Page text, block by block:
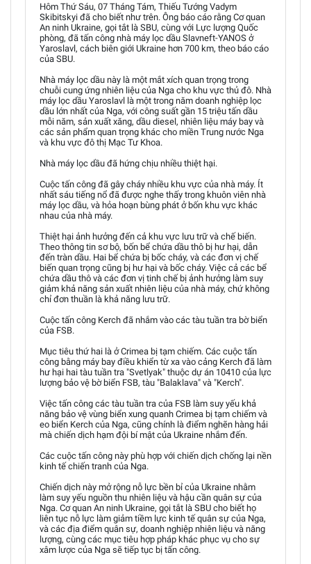
Hôm Thứ Sáu, 07 Tháng Tám, Thiếu Tướng Vadym
Skibitskyi đã cho biết như trên. Ông báo cáo rằng Cơ quan
An ninh Ukraine, gọi tắt là SBU, cùng với Lực lượng Quốc
phòng, đã tấn công nhà máy lọc dầu Slavneft-YANOS ở
Yaroslavl, cách biên giới Ukraine hơn 700 km, theo báo cáo
của SBU.
Nhà máy lọc dầu này là một mắt xích quan trọng trong
chuỗi cung ứng nhiên liệu của Nga cho khu vực thủ đô. Nhà
máy lọc dầu Yaroslavl là một trong năm doanh nghiệp lọc
dầu lớn nhất của Nga, với công suất gần 15 triệu tấn dầu
mỗi năm, sản xuất xăng, dầu diesel, nhiên liệu máy bay và
các sản phẩm quan trọng khác cho miền Trung nước Nga
và khu vực đô thị Mạc Tư Khoa.
Nhà máy lọc dầu đã hứng chịu nhiều thiệt hại.
Cuộc tấn công đã gây cháy nhiều khu vực của nhà máy. Ít
nhất sáu tiếng nổ đã được nghe thấy trong khuôn viên nhà
máy lọc dầu, và hỏa hoạn bùng phát ở bốn khu vực khác
nhau của nhà máy.
Thiệt hại ảnh hưởng đến cả khu vực lưu trữ và chế biến.
Theo thông tin sơ bộ, bốn bể chứa dầu thô bị hư hại, dẫn
đến tràn dầu. Hai bể chứa bị bốc cháy, và các đơn vị chế
biến quan trọng cũng bị hư hại và bốc cháy. Việc cả các bể
chứa dầu thô và các đơn vị tinh chế bị ảnh hưởng làm suy
giảm khả năng sản xuất nhiên liệu của nhà máy, chứ không
chỉ đơn thuần là khả năng lưu trữ.
Cuộc tấn công Kerch đã nhắm vào các tàu tuần tra bờ biển
của FSB.
Mục tiêu thứ hai là ở Crimea bị tạm chiếm. Các cuộc tấn
công bằng máy bay điều khiển từ xa vào cảng Kerch đã làm
hư hại hai tàu tuần tra "Svetlyak" thuộc dự án 10410 của lực
lượng bảo vệ bờ biển FSB, tàu "Balaklava" và "Kerch".
Việc tấn công các tàu tuần tra của FSB làm suy yếu khả
năng bảo vệ vùng biển xung quanh Crimea bị tạm chiếm và
eo biển Kerch của Nga, cũng chính là điểm nghẽn hàng hải
mà chiến dịch hạm đội bí mật của Ukraine nhắm đến.
Các cuộc tấn công này phù hợp với chiến dịch chống lại nền
kinh tế chiến tranh của Nga.
Chiến dịch này mở rộng nỗ lực bền bỉ của Ukraine nhằm
làm suy yếu nguồn thu nhiên liệu và hậu cần quân sự của
Nga. Cơ quan An ninh Ukraine, gọi tắt là SBU cho biết họ
liên tục nỗ lực làm giảm tiềm lực kinh tế quân sự của Nga,
và các địa điểm quân sự, doanh nghiệp nhiên liệu và năng
lượng, cùng các mục tiêu hợp pháp khác phục vụ cho sự
xâm lược của Nga sẽ tiếp tục bị tấn công.